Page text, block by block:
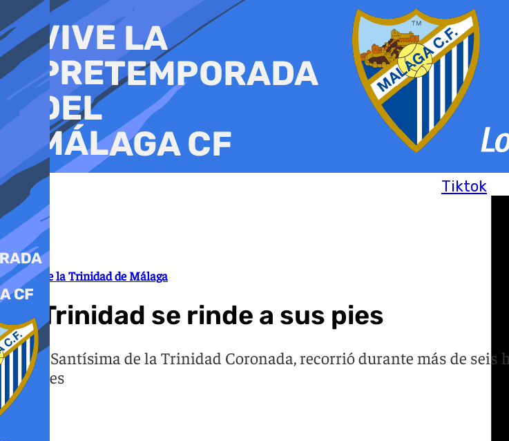
al
contenido
Tiktok
Virgen de la Trinidad de Málaga
La Trinidad se rinde a sus pies
María Santísima de la Trinidad Coronada, recorrió durante más de seis
cofrades